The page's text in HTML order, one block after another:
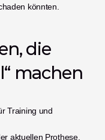
könnten.
die
machen
Training und
aktuellen Prothese.